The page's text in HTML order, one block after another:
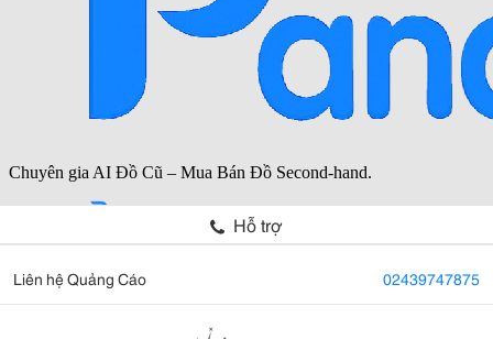
Hỗ trợ
Liên hệ Quảng Cáo 02439747875